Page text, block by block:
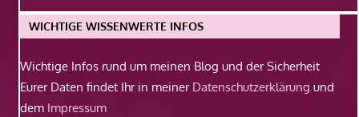
WICHTIGE WISSENWERTE INFOS
Wichtige Infos rund um meinen Blog und der Sicherheit
Eurer Daten findet Ihr in meiner Datenschutzerklärung und
dem Impressum